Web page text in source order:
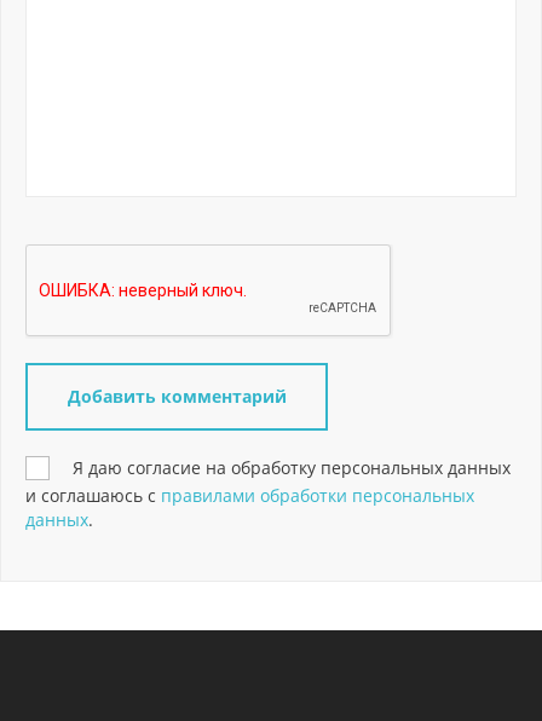
Я даю согласие на обработку персональных данных
и соглашаюсь с правилами обработки персональных
данных.